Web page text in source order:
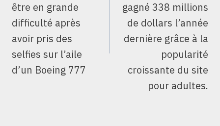
être en grande
difficulté après
avoir pris des
selfies sur l’aile
d’un Boeing 777
gagné 338 millions
de dollars l’année
dernière grâce à la
popularité
croissante du site
pour adultes.